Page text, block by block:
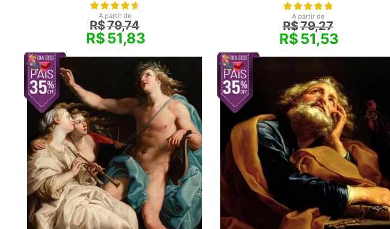
A partir de
R$79,74
R$51,83
A partir de
R$79,27
R$51,53